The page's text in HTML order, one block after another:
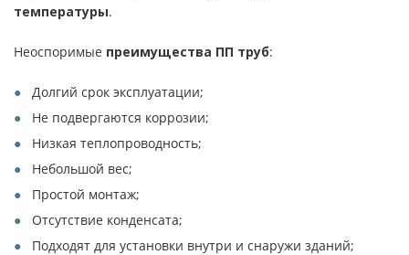
температуры.
Неоспоримые преимущества ПП труб:
Долгий срок эксплуатации;
Не подвергаются коррозии;
Низкая теплопроводность;
Небольшой вес;
Простой монтаж;
Отсутствие конденсата;
Подходят для установки внутри и снаружи зданий;